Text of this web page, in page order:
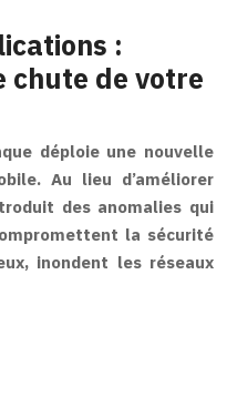
:
chute de votre
déploie une nouvelle
Au lieu d’améliorer
des anomalies qui
la sécurité
inondent les réseaux